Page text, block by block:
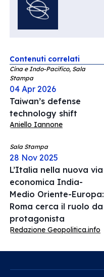
Contenuti correlati
Cina e Indo-Pacifico, Sala
Stampa
04 Apr 2026
Taiwan’s defense
technology shift
Aniello Iannone
Sala Stampa
28 Nov 2025
L’Italia nella nuova via
economica India-
Medio Oriente-Europa:
Roma cerca il ruolo da
protagonista
Redazione Geopolitica.info